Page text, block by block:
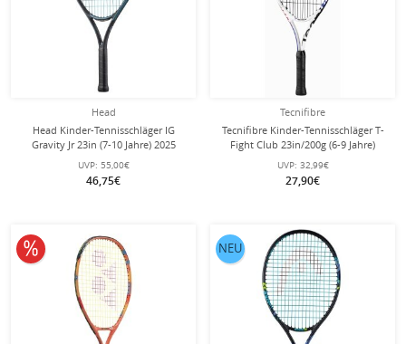
Head
Head Kinder-Tennisschläger IG
Gravity Jr 23in (7-10 Jahre) 2025
schwarz/blau - besaitet -
UVP: 55,00€
46,75€
Tecnifibre
Tecnifibre Kinder-Tennisschläger T-
Fight Club 23in/200g (6-9 Jahre)
weiss - besaitet -
UVP: 32,99€
27,90€
10% reduziert NEU